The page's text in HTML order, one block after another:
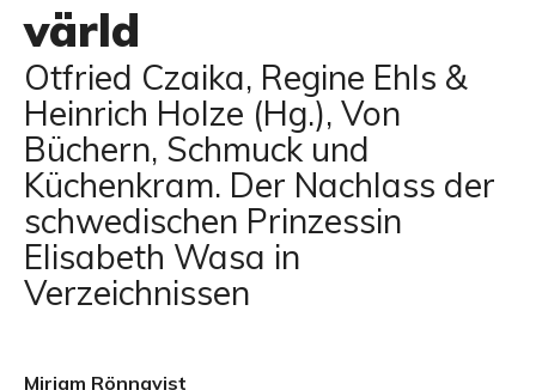
värld
Otfried Czaika, Regine Ehls &
Heinrich Holze (Hg.), Von
Büchern, Schmuck und
Küchenkram. Der Nachlass der
schwedischen Prinzessin
Elisabeth Wasa in
Verzeichnissen
Miriam Rönnqvist